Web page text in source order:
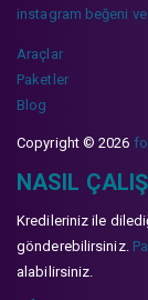
instagram beğeni
Araçlar
Paketler
Blog
Copyright © 2026
NASIL
Kredileriniz ile
gönderebilirsiniz.
alabilirsiniz.